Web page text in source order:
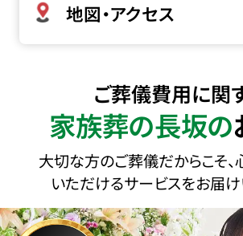
地図・アクセス
ご葬儀費用に関
家族葬の長坂の
大切な方のご葬儀だからこそ、
いただけるサービスをお届